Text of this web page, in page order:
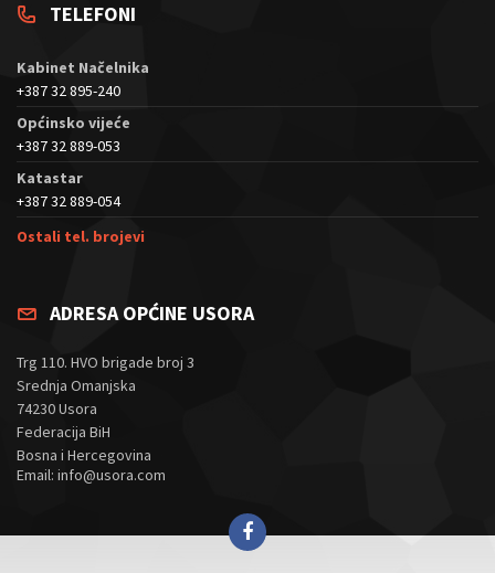
TELEFONI
Kabinet Načelnika
+387 32 895-240
Općinsko vijeće
+387 32 889-053
Katastar
+387 32 889-054
Ostali tel. brojevi
ADRESA OPĆINE USORA
Trg 110. HVO brigade broj 3
Srednja Omanjska
74230 Usora
Federacija BiH
Bosna i Hercegovina
Email: info@usora.com